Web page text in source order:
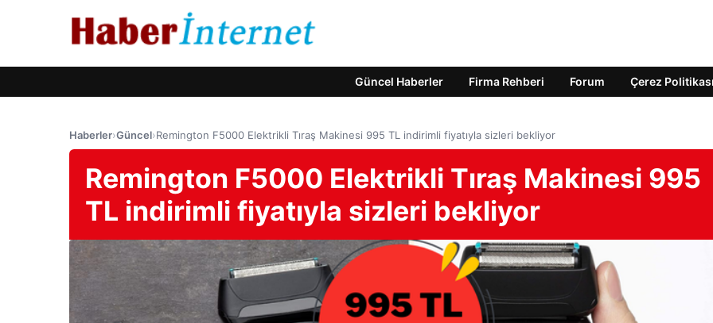
Güncel Haberler Firma Rehberi Forum Çerez Politikası
Haberler›Güncel›Remington F5000 Elektrikli Tıraş Makinesi 995 TL indirimli fiyatıyla sizleri bekliyor
Remington F5000 Elektrikli Tıraş Makinesi 995
TL indirimli fiyatıyla sizleri bekliyor